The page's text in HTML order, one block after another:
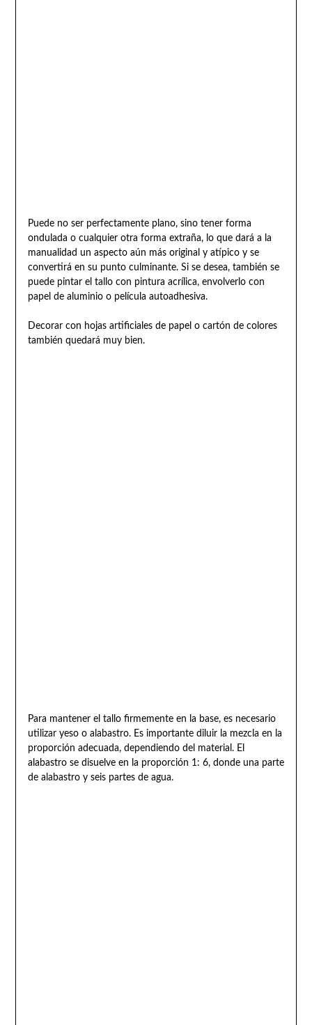
Puede no ser perfectamente plano, sino tener forma
ondulada o cualquier otra forma extraña, lo que dará a la
manualidad un aspecto aún más original y atípico y se
convertirá en su punto culminante. Si se desea, también se
puede pintar el tallo con pintura acrílica, envolverlo con
papel de aluminio o película autoadhesiva.
Decorar con hojas artificiales de papel o cartón de colores
también quedará muy bien.
Para mantener el tallo firmemente en la base, es necesario
utilizar yeso o alabastro. Es importante diluir la mezcla en la
proporción adecuada, dependiendo del material. El
alabastro se disuelve en la proporción 1: 6, donde una parte
de alabastro y seis partes de agua.